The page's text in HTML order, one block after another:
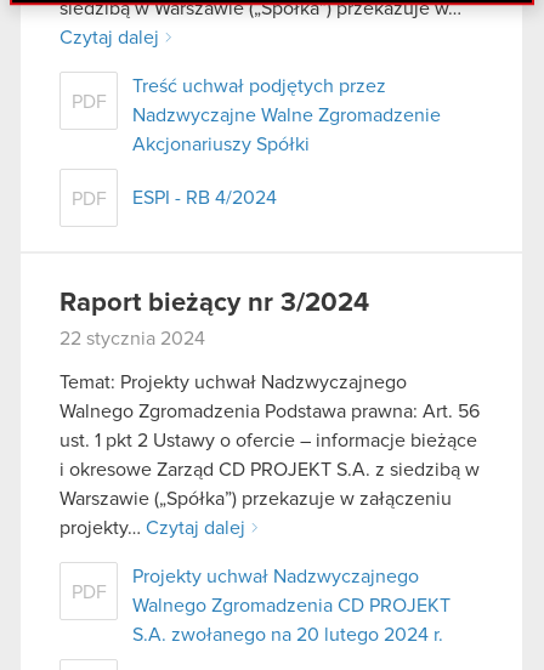
danymi otrzymanymi od Ciebie lub uzyskanymi
podczas korzystania z ich usług. Kontynuując
używanie plików cookie.
siedzibą w Warszawie („Spółka”) przekazuje w…
Czytaj dalej
PDF
Treść uchwał podjętych przez
Nadzwyczajne Walne Zgromadzenie
Akcjonariuszy Spółki
PDF ESPI - RB 4/2024
Raport bieżący nr 3/2024
22 stycznia 2024
Temat: Projekty uchwał Nadzwyczajnego
Walnego Zgromadzenia Podstawa prawna: Art. 56
ust. 1 pkt 2 Ustawy o ofercie – informacje bieżące
i okresowe Zarząd CD PROJEKT S.A. z siedzibą w
Warszawie („Spółka”) przekazuje w załączeniu
projekty… Czytaj dalej
PDF
Projekty uchwał Nadzwyczajnego
Walnego Zgromadzenia CD PROJEKT
S.A. zwołanego na 20 lutego 2024 r.